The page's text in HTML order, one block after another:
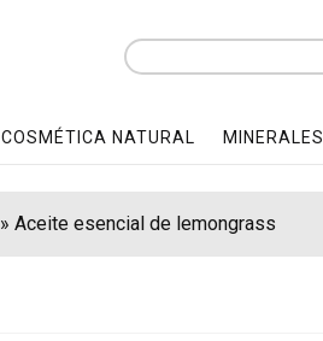
COSMÉTICA NATURAL MINERALES
» Aceite esencial de lemongrass